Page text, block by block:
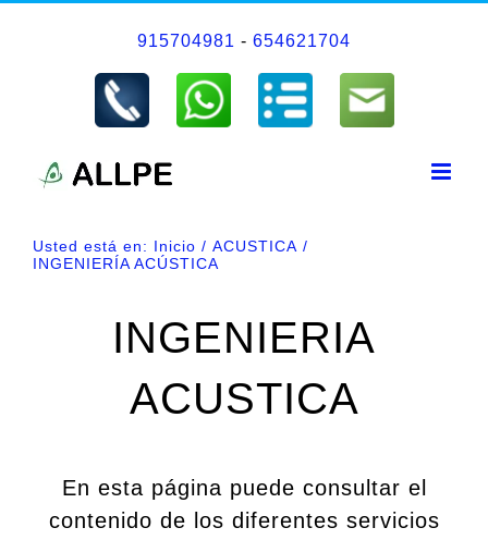
915704981 - 654621704
Usted está en: Inicio
ACUSTICA
INGENIERÍA ACÚSTICA
INGENIERIA
ACUSTICA
En esta página puede consultar el
contenido de los diferentes servicios